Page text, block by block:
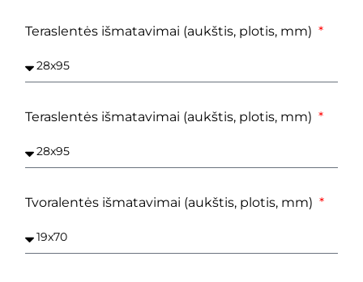
Teraslentės išmatavimai (aukštis, plotis, mm)
Teraslentės išmatavimai (aukštis, plotis, mm)
Tvoralentės išmatavimai (aukštis, plotis, mm)